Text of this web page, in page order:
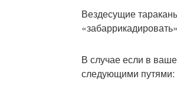
Вездесущие
В случае если в
следующими путями: